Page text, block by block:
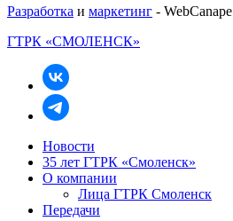
Разработка и маркетинг - WebCanape
ГТРК «СМОЛЕНСК»
Новости
35 лет ГТРК «Смоленск»
О компании
Лица ГТРК Смоленск
Передачи